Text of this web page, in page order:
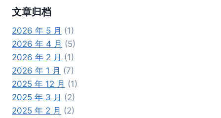
文章归档
2026 年 5 月 (1)
2026 年 4 月 (5)
2026 年 2 月 (1)
2026 年 1 月 (7)
2025 年 12 月 (1)
2025 年 3 月 (2)
2025 年 2 月 (2)